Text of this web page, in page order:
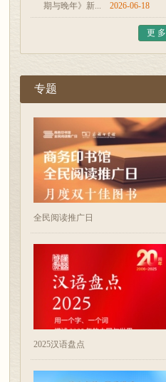
期与晚年》新...
2026-06-18
更 多
专题
全民阅读推广日
2025汉语盘点